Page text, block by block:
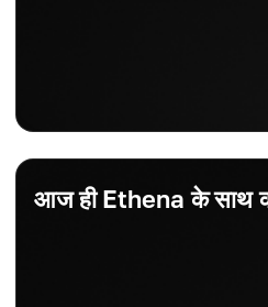
आज ही Ethena के साथ